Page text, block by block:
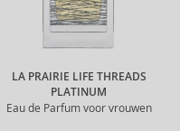
LA PRAIRIE LIFE THREADS
PLATINUM
Eau de Parfum voor vrouwen